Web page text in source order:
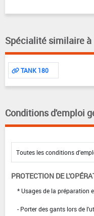
Spécialité similaire à
TANK 180
Conditions d'emploi
PROTECTION DE
* Usages de la préparation
- Porter des gants lors de